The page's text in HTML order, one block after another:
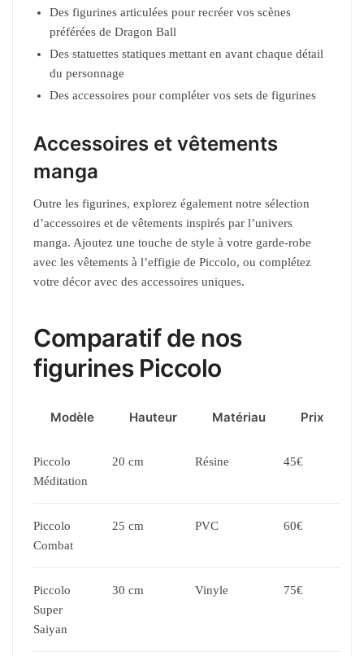
Des figurines articulées pour recréer vos scènes
préférées de Dragon Ball
Des statuettes statiques mettant en avant chaque détail
du personnage
Des accessoires pour compléter vos sets de figurines
Accessoires et vêtements
manga
Outre les figurines, explorez également notre sélection
d’accessoires et de vêtements inspirés par l’univers
manga. Ajoutez une touche de style à votre garde-robe
avec les vêtements à l’effigie de Piccolo, ou complétez
votre décor avec des accessoires uniques.
Comparatif de nos
figurines Piccolo
Modèle Hauteur Matériau Prix
Piccolo
Méditation
20 cm Résine 45€
Piccolo
Combat
25 cm PVC 60€
Piccolo
Super
Saiyan
30 cm Vinyle 75€